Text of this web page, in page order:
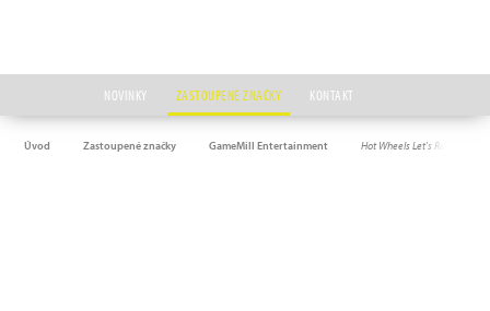
NOVINKY ZASTOUPENÉ ZNAČKY KONTAKT
Úvod Zastoupené značky GameMill Entertainment Hot Wheels Let's Race: